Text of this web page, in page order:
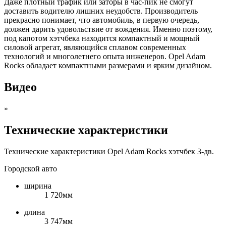
Даже плотный трафик или заторы в час-пик не смогут
доставить водителю лишних неудобств. Производитель
прекрасно понимает, что автомобиль, в первую очередь,
должен дарить удовольствие от вождения. Именно поэтому,
под капотом хэтчбека находится компактный и мощный
силовой агрегат, являющийся сплавом современных
технологий и многолетнего опыта инженеров. Opel Adam
Rocks обладает компактными размерами и ярким дизайном.
Видео
»
Технические характеристики
Технические характеристики Opel Adam Rocks хэтчбек 3-дв.
Городской авто
ширина
1 720мм
длина
3 747мм